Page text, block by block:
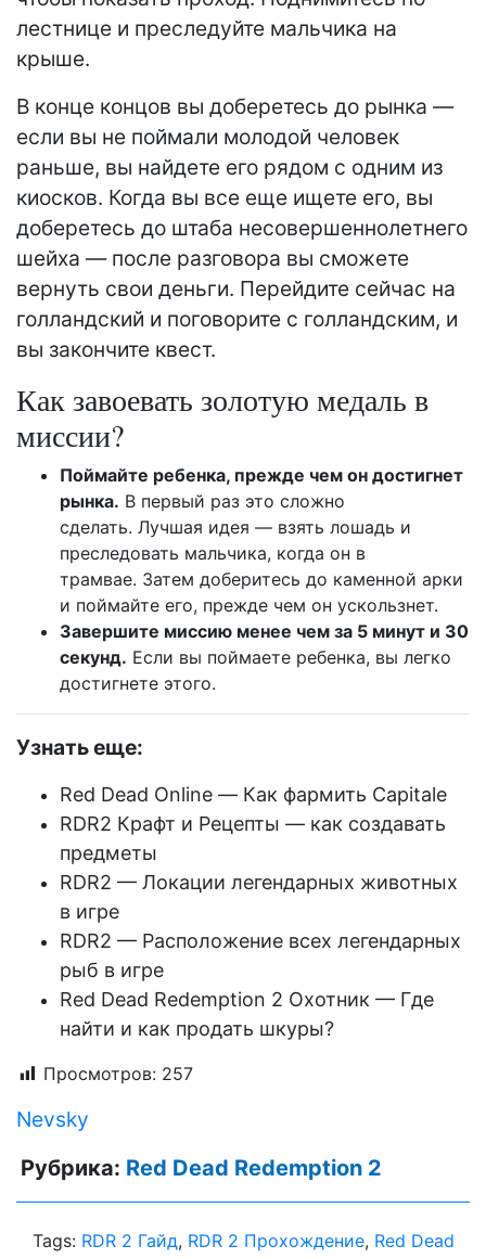
лестнице и преследуйте мальчика на
крыше.
В конце концов вы доберетесь до рынка —
если вы не поймали молодой человек
раньше, вы найдете его рядом с одним из
киосков. Когда вы все еще ищете его, вы
доберетесь до штаба несовершеннолетнего
шейха — после разговора вы сможете
вернуть свои деньги. Перейдите сейчас на
голландский и поговорите с голландским, и
вы закончите квест.
Как завоевать золотую медаль в
миссии?
Поймайте ребенка, прежде чем он достигнет
рынка. В первый раз это сложно
сделать. Лучшая идея — взять лошадь и
преследовать мальчика, когда он в
трамвае. Затем доберитесь до каменной арки
и поймайте его, прежде чем он ускользнет.
Завершите миссию менее чем за 5 минут и 30
секунд. Если вы поймаете ребенка, вы легко
достигнете этого.
Узнать еще:
Red Dead Online — Как фармить Capitale
RDR2 Крафт и Рецепты — как создавать
предметы
RDR2 — Локации легендарных животных
в игре
RDR2 — Расположение всех легендарных
рыб в игре
Red Dead Redemption 2 Охотник — Где
найти и как продать шкуры?
Просмотров: 257
Nevsky
Рубрика: Red Dead Redemption 2
Tags: RDR 2 Гайд, RDR 2 Прохождение, Red Dead